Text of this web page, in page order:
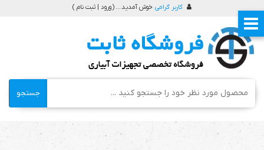
کاربر گرامی خوش آمدید ... (ورود | ثبت نام )
جستجو